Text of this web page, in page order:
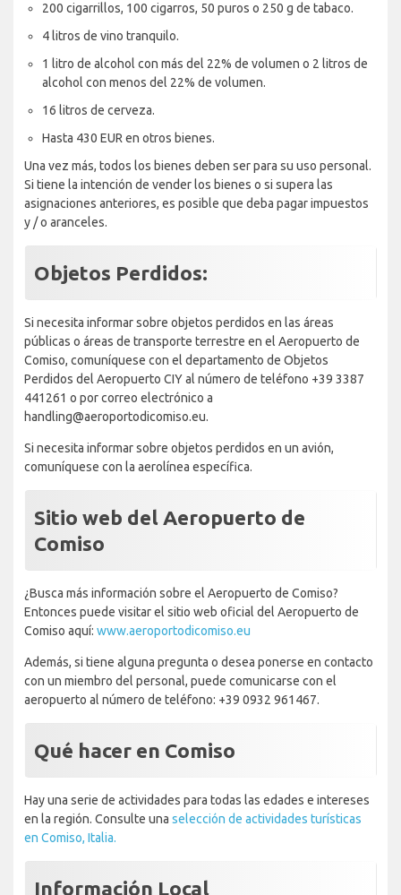
200 cigarrillos, 100 cigarros, 50 puros o 250 g de tabaco.
4 litros de vino tranquilo.
1 litro de alcohol con más del 22% de volumen o 2 litros de
alcohol con menos del 22% de volumen.
16 litros de cerveza.
Hasta 430 EUR en otros bienes.
Una vez más, todos los bienes deben ser para su uso personal.
Si tiene la intención de vender los bienes o si supera las
asignaciones anteriores, es posible que deba pagar impuestos
y / o aranceles.
Objetos Perdidos:
Si necesita informar sobre objetos perdidos en las áreas
públicas o áreas de transporte terrestre en el Aeropuerto de
Comiso, comuníquese con el departamento de Objetos
Perdidos del Aeropuerto CIY al número de teléfono +39 3387
441261 o por correo electrónico a
handling@aeroportodicomiso.eu.
Si necesita informar sobre objetos perdidos en un avión,
comuníquese con la aerolínea específica.
Sitio web del Aeropuerto de
Comiso
¿Busca más información sobre el Aeropuerto de Comiso?
Entonces puede visitar el sitio web oficial del Aeropuerto de
Comiso aquí: www.aeroportodicomiso.eu
Además, si tiene alguna pregunta o desea ponerse en contacto
con un miembro del personal, puede comunicarse con el
aeropuerto al número de teléfono: +39 0932 961467.
Qué hacer en Comiso
Hay una serie de actividades para todas las edades e intereses
en la región. Consulte una selección de actividades turísticas
en Comiso, Italia.
Información Local